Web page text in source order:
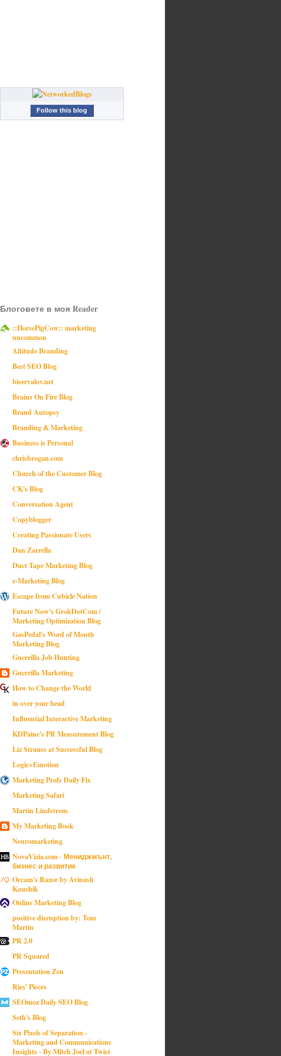
Follow this blog
Блоговете в моя Reader
::HorsePigCow:: marketing
uncommon
Altitude Branding
Best SEO Blog
biservalov.net
Brains On Fire Blog
Brand Autopsy
Branding & Marketing
Business is Personal
chrisbrogan.com
Church of the Customer Blog
CK's Blog
Conversation Agent
Copyblogger
Creating Passionate Users
Dan Zarrella
Duct Tape Marketing Blog
e-Marketing Blog
Escape from Cubicle Nation
Future Now's GrokDotCom /
Marketing Optimization Blog
GasPedal's Word of Mouth
Marketing Blog
Guerrilla Job Hunting
Guerrilla Marketing
How to Change the World
in over your head
Influential Interactive Marketing
KDPaine's PR Measurement Blog
Liz Strauss at Successful Blog
Logic+Emotion
Marketing Profs Daily Fix
Marketing Safari
Martin Lindstrom
My Marketing Book
Neuromarketing
NovaVizia.com - Мениджмънт,
бизнес и развитие
Occam's Razor by Avinash
Kaushik
Online Marketing Blog
positive disruption by: Tom
Martin
PR 2.0
PR Squared
Presentation Zen
Ries' Pieces
SEOmoz Daily SEO Blog
Seth's Blog
Six Pixels of Separation -
Marketing and Communications
Insights - By Mitch Joel at Twist